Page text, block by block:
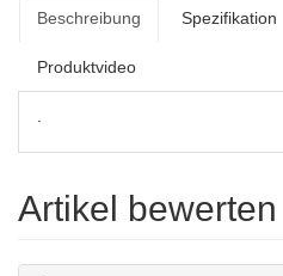
Beschreibung Spezifikation
Produktvideo
.
Artikel bewerten